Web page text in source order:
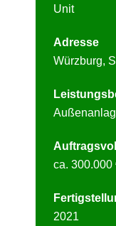
Unit
Adresse
Würzburg,
ca. 300.000
2021